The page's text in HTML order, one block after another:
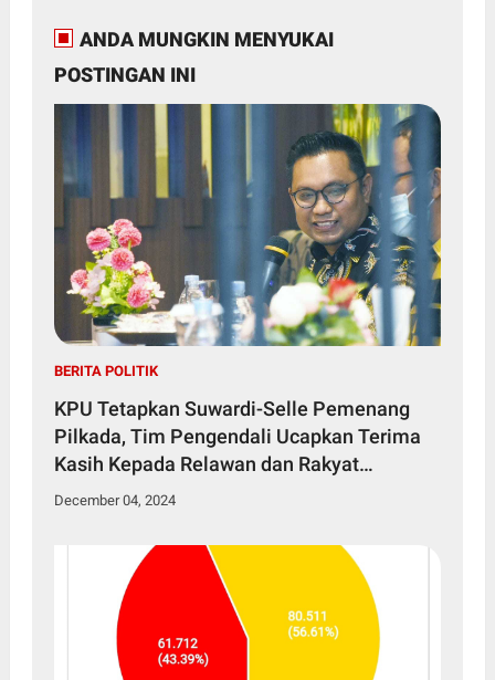
ANDA MUNGKIN MENYUKAI
POSTINGAN INI
BERITA POLITIK
KPU Tetapkan Suwardi-Selle Pemenang
Pilkada, Tim Pengendali Ucapkan Terima
Kasih Kepada Relawan dan Rakyat
Soppeng
December 04, 2024